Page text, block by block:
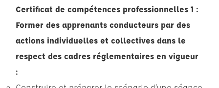
Certificat de compétences professionnelles 1 :
Former des apprenants conducteurs par des
actions individuelles et collectives dans le
respect des cadres réglementaires en vigueur
: